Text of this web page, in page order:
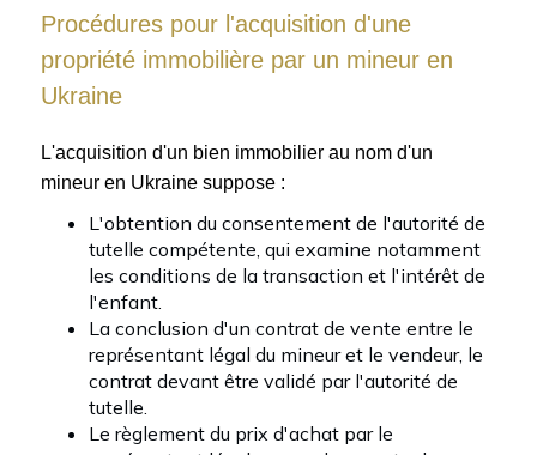
Procédures pour l'acquisition d'une
propriété immobilière par un mineur en
Ukraine
L'acquisition d'un bien immobilier au nom d'un
mineur en Ukraine suppose :
L'obtention du consentement de l'autorité de
tutelle compétente, qui examine notamment
les conditions de la transaction et l'intérêt de
l'enfant.
La conclusion d'un contrat de vente entre le
représentant légal du mineur et le vendeur, le
contrat devant être validé par l'autorité de
tutelle.
Le règlement du prix d'achat par le